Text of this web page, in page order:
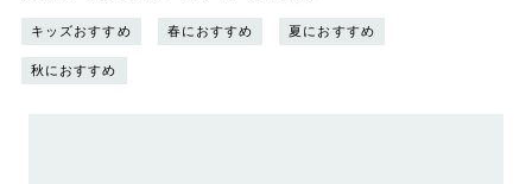
キッズおすすめ 春におすすめ 夏におすすめ
秋におすすめ